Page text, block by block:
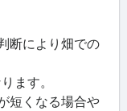
断により畑での
ます。
短くなる場合や